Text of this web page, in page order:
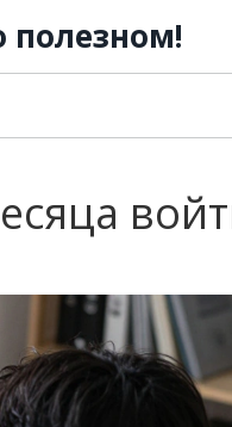
полезном!